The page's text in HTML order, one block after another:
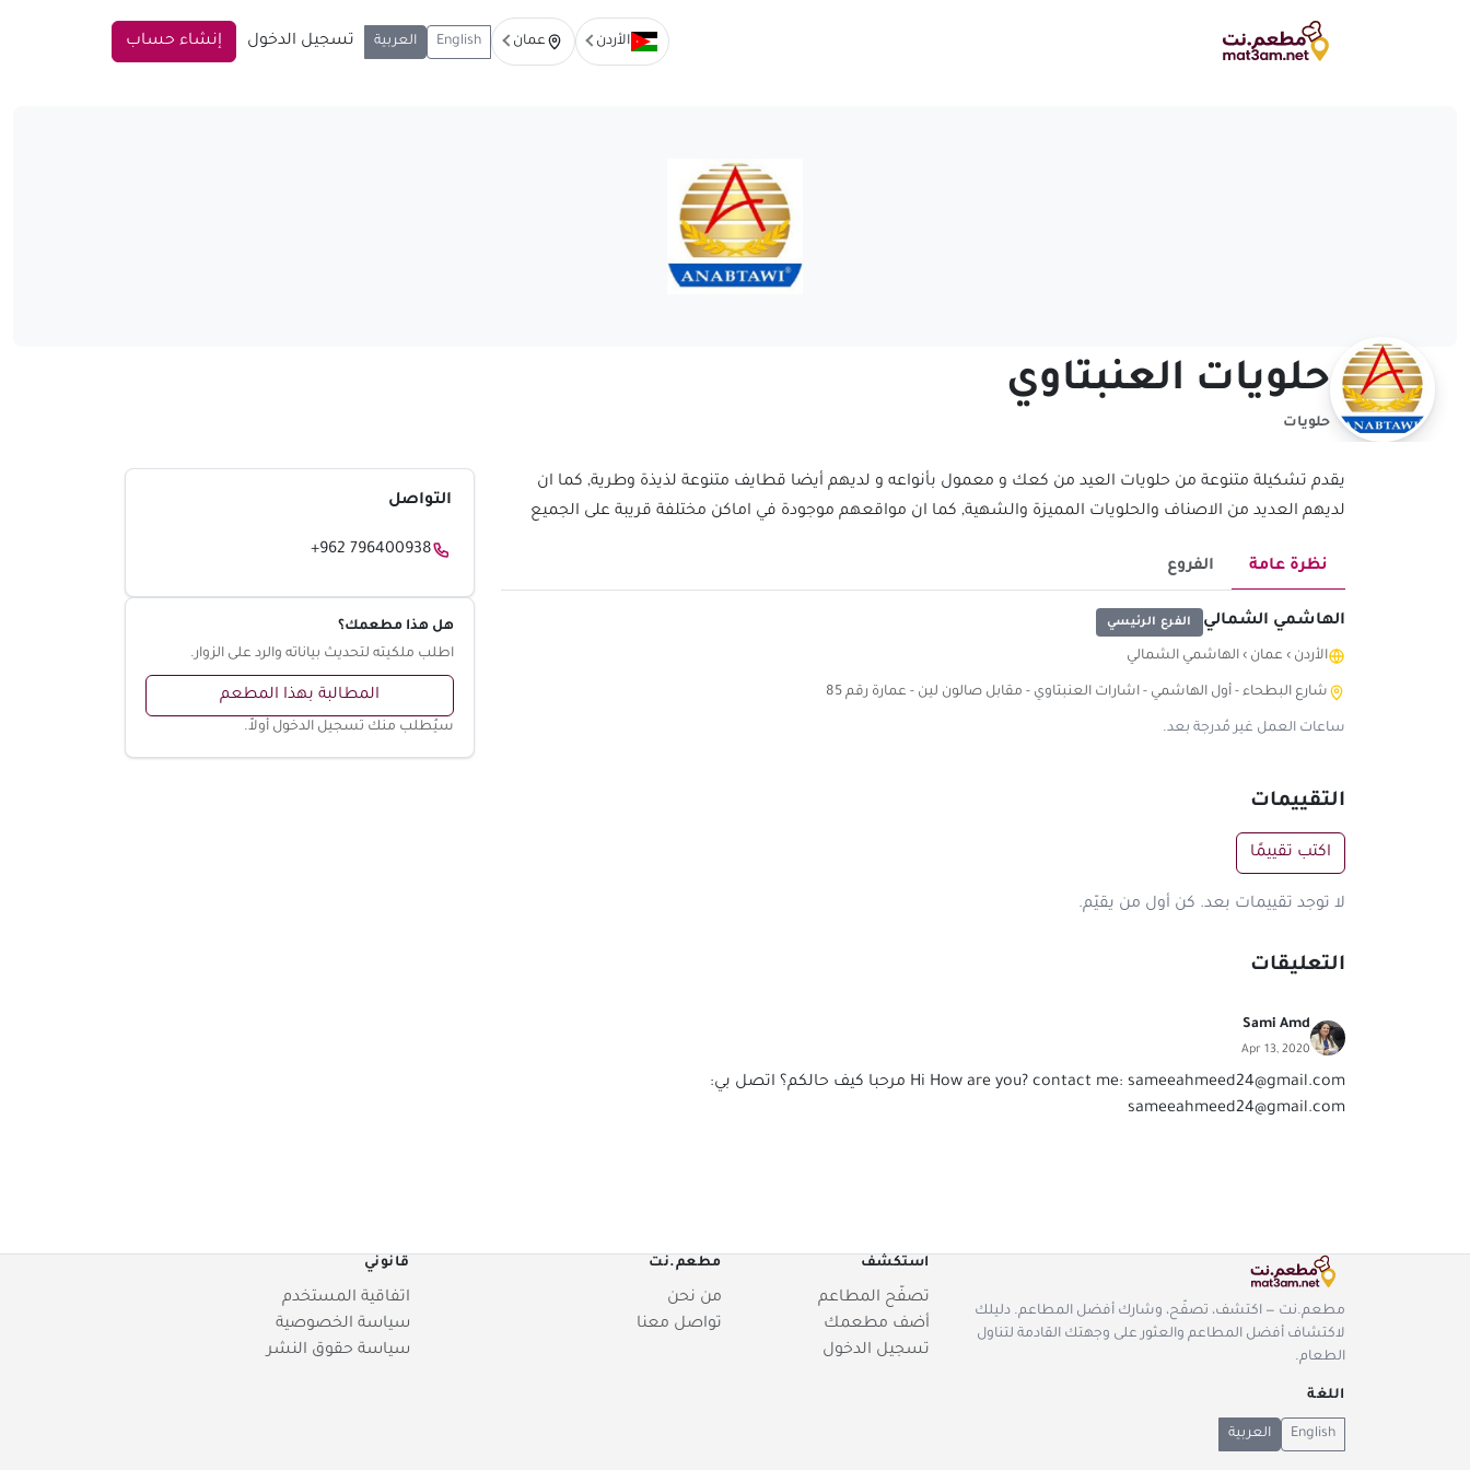
الأردن عمان English العربية تسجيل الدخول إنشاء حساب
حلويات العنبتاوي
حلويات
يقدم تشكيلة متنوعة من حلويات العيد من كعك و معمول بأنواعه و لديهم أيضا قطايف متنوعة لذيذة وطرية, كما ان
لديهم العديد من الاصناف والحلويات المميزة والشهية, كما ان مواقعهم موجودة في اماكن مختلفة قريبة على الجميع
نظرة عامة الفروع
الهاشمي الشمالي الفرع الرئيسي
الأردن › عمان › الهاشمي الشمالي
شارع البطحاء - أول الهاشمي - اشارات العنبتاوي - مقابل صالون لين - عمارة رقم 85
ساعات العمل غير مُدرجة بعد.
التقييمات
اكتب تقييمًا
لا توجد تقييمات بعد. كن أول من يقيّم.
التعليقات
Sami Amd
Apr 13, 2020
Hi How are you? contact me: sameeahmeed24@gmail.com
مرحبا كيف حالكم؟ اتصل بي:
sameeahmeed24@gmail.com
التواصل
+962 796400938
هل هذا مطعمك؟
اطلب ملكيته لتحديث بياناته والرد على الزوار.
المطالبة بهذا المطعم
سيُطلب منك تسجيل الدخول أولاً.
مطعم.نت — اكتشف، تصفّح، وشارك أفضل المطاعم. دليلك
لاكتشاف أفضل المطاعم والعثور على وجهتك القادمة لتناول
الطعام.
استكشف
تصفّح المطاعم
أضف مطعمك
تسجيل الدخول
مطعم.نت
من نحن
تواصل معنا
قانوني
اتفاقية المستخدم
سياسة الخصوصية
سياسة حقوق النشر
اللغة
English العربية